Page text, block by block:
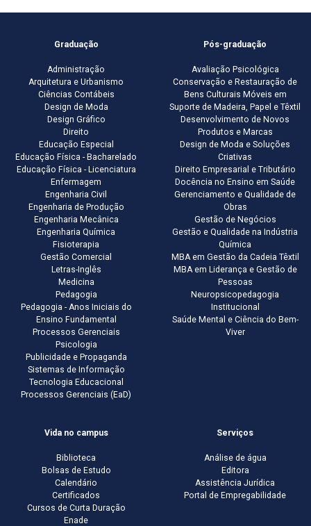
Graduação
Administração
Arquitetura e Urbanismo
Ciências Contábeis
Design de Moda
Design Gráfico
Direito
Educação Especial
Educação Física - Bacharelado
Educação Física - Licenciatura
Enfermagem
Engenharia Civil
Engenharia de Produção
Engenharia Mecânica
Engenharia Química
Fisioterapia
Gestão Comercial
Letras-Inglês
Medicina
Pedagogia
Pedagogia - Anos Iniciais do
Ensino Fundamental
Processos Gerenciais
Psicologia
Publicidade e Propaganda
Sistemas de Informação
Tecnologia Educacional
Processos Gerenciais (EaD)
Pós-graduação
Avaliação Psicológica
Conservação e Restauração de
Bens Culturais Móveis em
Suporte de Madeira, Papel e Têxtil
Desenvolvimento de Novos
Produtos e Marcas
Design de Moda e Soluções
Criativas
Direito Empresarial e Tributário
Docência no Ensino em Saúde
Gerenciamento e Qualidade de
Obras
Gestão de Negócios
Gestão e Qualidade na Indústria
Química
MBA em Gestão da Cadeia Têxtil
MBA em Liderança e Gestão de
Pessoas
Neuropsicopedagogia
Institucional
Saúde Mental e Ciência do Bem-
Viver
Vida no campus
Biblioteca
Bolsas de Estudo
Calendário
Certificados
Cursos de Curta Duração
Enade
Serviços
Análise de água
Editora
Assistência Jurídica
Portal de Empregabilidade